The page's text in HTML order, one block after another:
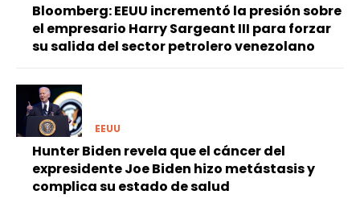
Bloomberg: EEUU incrementó la presión sobre
el empresario Harry Sargeant III para forzar
su salida del sector petrolero venezolano
EEUU
Hunter Biden revela que el cáncer del
expresidente Joe Biden hizo metástasis y
complica su estado de salud